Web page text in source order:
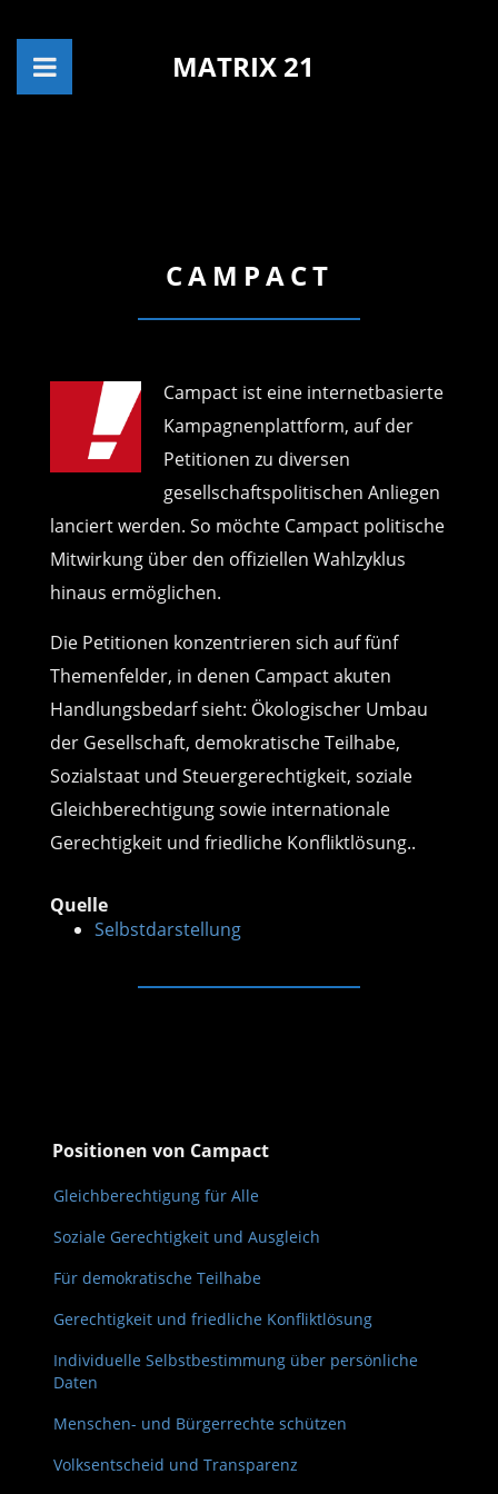
MATRIX 21
CAMPACT
Campact ist eine internetbasierte
Kampagnenplattform, auf der
Petitionen zu diversen
gesellschaftspolitischen Anliegen
lanciert werden. So möchte Campact politische
Mitwirkung über den offiziellen Wahlzyklus
hinaus ermöglichen.
Die Petitionen konzentrieren sich auf fünf
Themenfelder, in denen Campact akuten
Handlungsbedarf sieht: Ökologischer Umbau
der Gesellschaft, demokratische Teilhabe,
Sozialstaat und Steuergerechtigkeit, soziale
Gleichberechtigung sowie internationale
Gerechtigkeit und friedliche Konfliktlösung..
Quelle
Selbstdarstellung
Positionen von Campact
Gleichberechtigung für Alle
Soziale Gerechtigkeit und Ausgleich
Für demokratische Teilhabe
Gerechtigkeit und friedliche Konfliktlösung
Individuelle Selbstbestimmung über persönliche
Daten
Menschen- und Bürgerrechte schützen
Volksentscheid und Transparenz